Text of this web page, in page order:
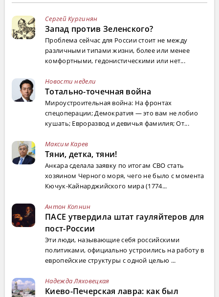
Сергей Кургинян
Запад против Зеленского?
Проблема сейчас для России стоит не между
различными типами жизни, более или менее
комфортными, гедонистическими или нет...
Новости недели
Тотально-точечная война
Мироустроительная война: На фронтах
спецоперации; Демократия — это вам не лобио
кушать; Евроразвод и девичья фамилия; От...
Максим Карев
Тяни, детка, тяни!
Анкара сделала заявку по итогам СВО стать
хозяином Черного моря, чего не было с момента
Кючук-Кайнарджийского мира (1774...
Антон Копнин
ПАСЕ утвердила штат гауляйтеров для
пост-России
Эти люди, называющие себя российскими
политиками, официально устроились на работу в
европейские структуры с одной целью ...
Надежда Ляховецкая
Киево-Печерская лавра: как был